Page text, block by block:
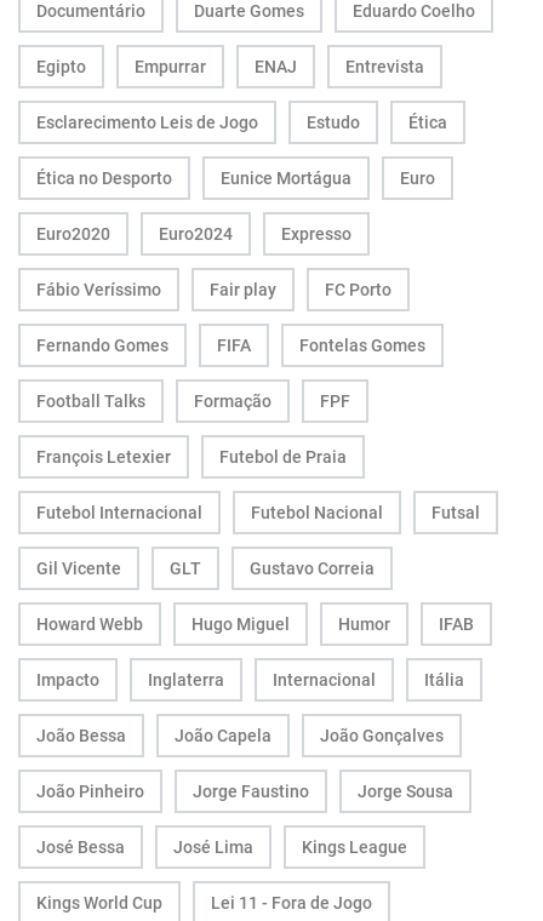
Documentário Duarte Gomes Eduardo Coelho
Egipto Empurrar ENAJ Entrevista
Esclarecimento Leis de Jogo Estudo Ética
Ética no Desporto Eunice Mortágua Euro
Euro2020 Euro2024 Expresso
Fábio Veríssimo Fair play FC Porto
Fernando Gomes FIFA Fontelas Gomes
Football Talks Formação FPF
François Letexier Futebol de Praia
Futebol Internacional Futebol Nacional Futsal
Gil Vicente GLT Gustavo Correia
Howard Webb Hugo Miguel Humor IFAB
Impacto Inglaterra Internacional Itália
João Bessa João Capela João Gonçalves
João Pinheiro Jorge Faustino Jorge Sousa
José Bessa José Lima Kings League
Kings World Cup Lei 11 - Fora de Jogo